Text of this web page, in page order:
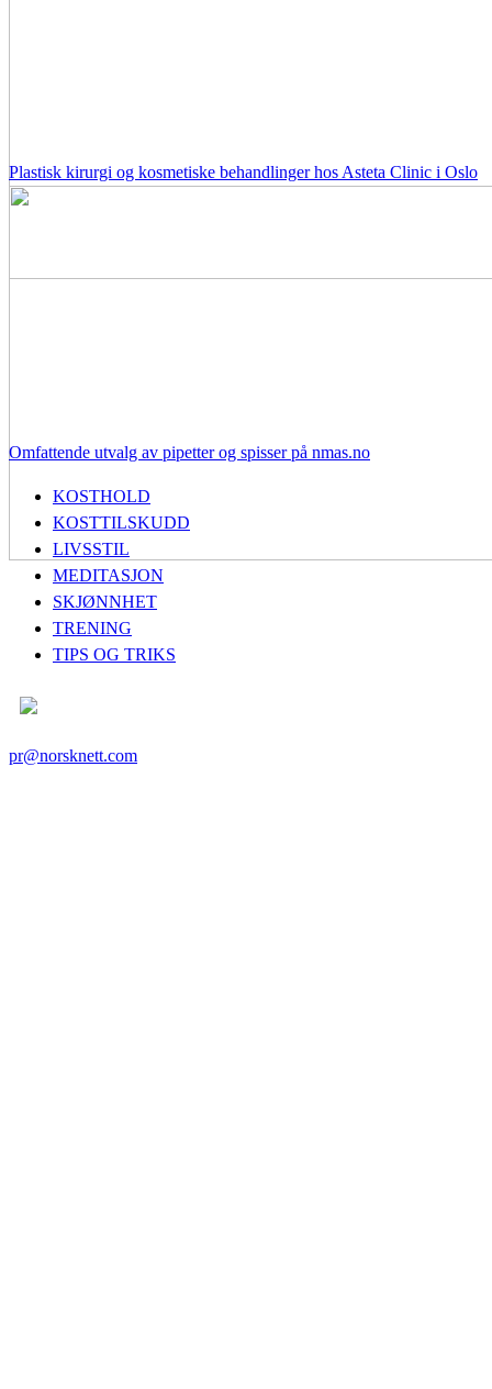
Plastisk kirurgi og kosmetiske behandlinger hos Asteta Clinic i Oslo
Omfattende utvalg av pipetter og spisser på nmas.no
KOSTHOLD
KOSTTILSKUDD
LIVSSTIL
MEDITASJON
SKJØNNHET
TRENING
TIPS OG TRIKS
pr@norsknett.com